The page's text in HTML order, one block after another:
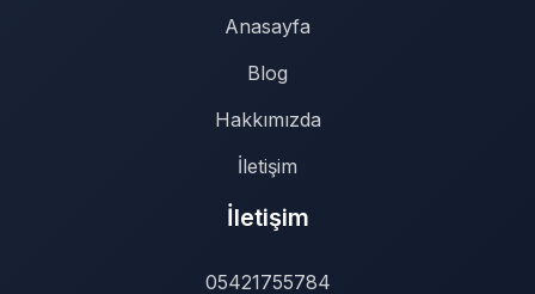
Anasayfa
Blog
Hakkımızda
İletişim
İletişim
05421755784